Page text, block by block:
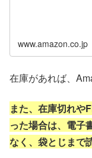
www.amazon.co.jp
在庫があれば、
また、在庫切れや
った場合は、電子
なく、袋とじまで